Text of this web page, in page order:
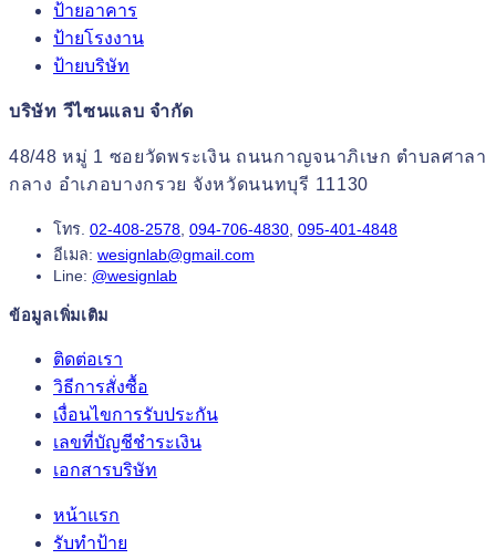
ป้ายอาคาร
ป้ายโรงงาน
ป้ายบริษัท
บริษัท วีไซนแลบ จำกัด
48/48 หมู่ 1 ซอยวัดพระเงิน ถนนกาญจนาภิเษก ตำบลศาลา
กลาง อำเภอบางกรวย จังหวัดนนทบุรี 11130
โทร. 02-408-2578, 094-706-4830, 095-401-4848
อีเมล: wesignlab@gmail.com
Line: @wesignlab
ข้อมูลเพิ่มเติม
ติดต่อเรา
วิธีการสั่งซื้อ
เงื่อนไขการรับประกัน
เลขที่บัญชีชำระเงิน
เอกสารบริษัท
หน้าแรก
รับทำป้าย